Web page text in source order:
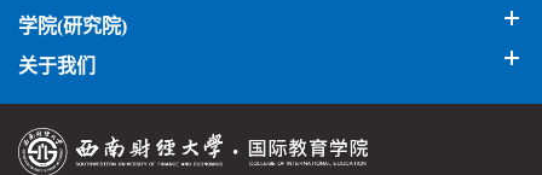
学院(研究院)
关于我们